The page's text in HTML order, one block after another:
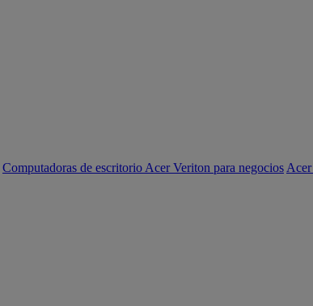
Computadoras de escritorio Acer Veriton para negocios